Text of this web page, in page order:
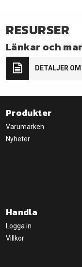
RESURSER
Länkar och
DETALJER
Produkter
Varumärken
Nyheter
Handla
Logga in
Villkor